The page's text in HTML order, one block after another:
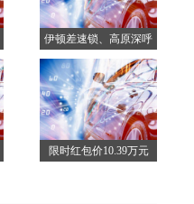
伊顿差速锁、高原深呼
吸模式 D-MAX V-
CROSS与您共赴探险
之旅
限时红包价10.39万元